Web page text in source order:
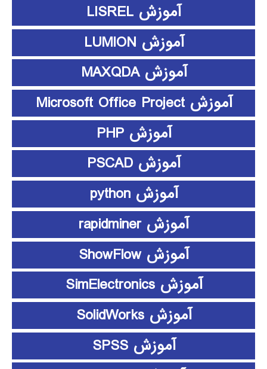
آموزش LISREL
آموزش LUMION
آموزش MAXQDA
آموزش Microsoft Office Project
آموزش PHP
آموزش PSCAD
آموزش python
آموزش rapidminer
آموزش ShowFlow
آموزش SimElectronics
آموزش SolidWorks
آموزش SPSS